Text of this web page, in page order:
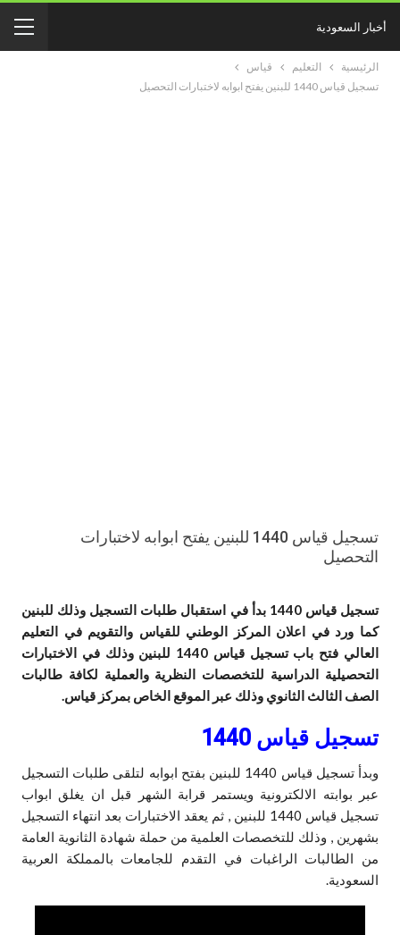
أخبار السعودية
الرئيسية التعليم
قياس
تسجيل قياس 1440 للبنين يفتح ابوابه لاختبارات التحصيل
تسجيل قياس 1440 للبنين يفتح ابوابه لاختبارات
التحصيل
تسجيل قياس 1440 بدأ في استقبال طلبات التسجيل وذلك للبنين
كما ورد في اعلان المركز الوطني للقياس والتقويم في التعليم
العالي فتح باب تسجيل قياس 1440 للبنين وذلك في الاختبارات
التحصيلية الدراسية للتخصصات النظرية والعملية لكافة طالبات
الصف الثالث الثانوي وذلك عبر الموقع الخاص بمركز قياس.
تسجيل قياس 1440
وبدأ تسجيل قياس 1440 للبنين بفتح ابوابه لتلقى طلبات التسجيل
عبر بوابته الالكترونية ويستمر قرابة الشهر قبل ان يغلق ابواب
تسجيل قياس 1440 للبنين , ثم يعقد الاختبارات بعد انتهاء التسجيل
بشهرين , وذلك للتخصصات العلمية من حملة شهادة الثانوية العامة
من الطالبات الراغبات في التقدم للجامعات بالمملكة العربية
السعودية.